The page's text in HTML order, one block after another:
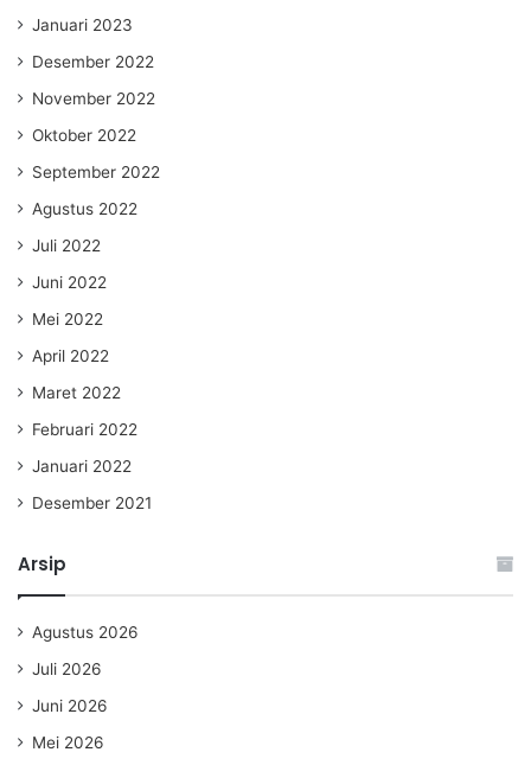
Januari 2023
Desember 2022
November 2022
Oktober 2022
September 2022
Agustus 2022
Juli 2022
Juni 2022
Mei 2022
April 2022
Maret 2022
Februari 2022
Januari 2022
Desember 2021
Arsip
Agustus 2026
Juli 2026
Juni 2026
Mei 2026